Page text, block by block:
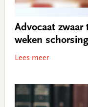
Advocaat
weken schorsing
Lees meer